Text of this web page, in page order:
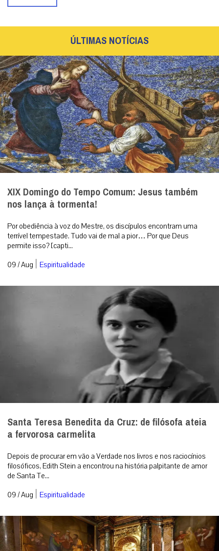
XIX Domingo do Tempo Comum: Jesus também
nos lança à tormenta!
Por obediência à voz do Mestre, os discípulos encontram uma
terrível tempestade. Tudo vai de mal a pior… Por que Deus
permite isso? [capti...
09 / Aug |Espiritualidade
a fervorosa carmelita
Depois de procurar em vão a Verdade nos livros e nos raciocínios
filosóficos, Edith Stein a encontrou na história palpitante de amor
Senhora do Bom Conselho de Genazzano na
véspera da Natividade de Maria